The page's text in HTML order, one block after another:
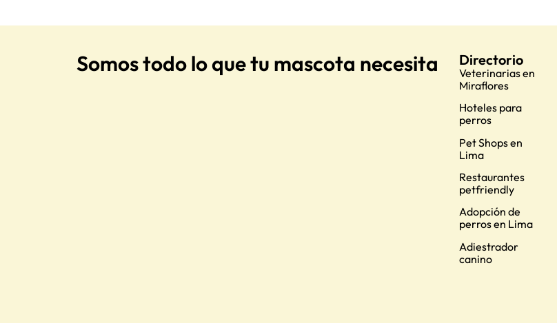
Somos todo lo que tu mascota necesita Directorio
Veterinarias en
Miraflores
Hoteles para
perros
Pet Shops en
Lima
Restaurantes
petfriendly
Adopción de
perros en Lima
Adiestrador
canino